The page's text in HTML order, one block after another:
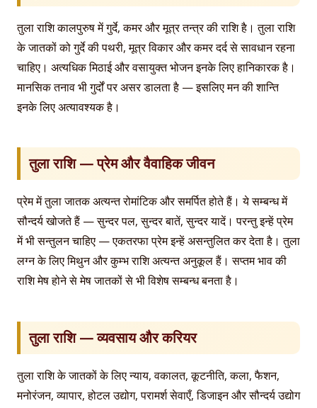
तुला राशि कालपुरुष में गुर्दे, कमर और मूत्र तन्त्र की राशि है। तुला राशि
के जातकों को गुर्दे की पथरी, मूत्र विकार और कमर दर्द से सावधान रहना
चाहिए। अत्यधिक मिठाई और वसायुक्त भोजन इनके लिए हानिकारक है।
मानसिक तनाव भी गुर्दों पर असर डालता है — इसलिए मन की शान्ति
इनके लिए अत्यावश्यक है।
तुला राशि — प्रेम और वैवाहिक जीवन
प्रेम में तुला जातक अत्यन्त रोमांटिक और समर्पित होते हैं। ये सम्बन्ध में
सौन्दर्य खोजते हैं — सुन्दर पल, सुन्दर बातें, सुन्दर यादें। परन्तु इन्हें प्रेम
में भी सन्तुलन चाहिए — एकतरफा प्रेम इन्हें असन्तुलित कर देता है। तुला
लग्न के लिए मिथुन और कुम्भ राशि अत्यन्त अनुकूल हैं। सप्तम भाव की
राशि मेष होने से मेष जातकों से भी विशेष सम्बन्ध बनता है।
तुला राशि — व्यवसाय और करियर
तुला राशि के जातकों के लिए न्याय, वकालत, कूटनीति, कला, फैशन,
मनोरंजन, व्यापार, होटल उद्योग, परामर्श सेवाएँ, डिजाइन और सौन्दर्य उद्योग